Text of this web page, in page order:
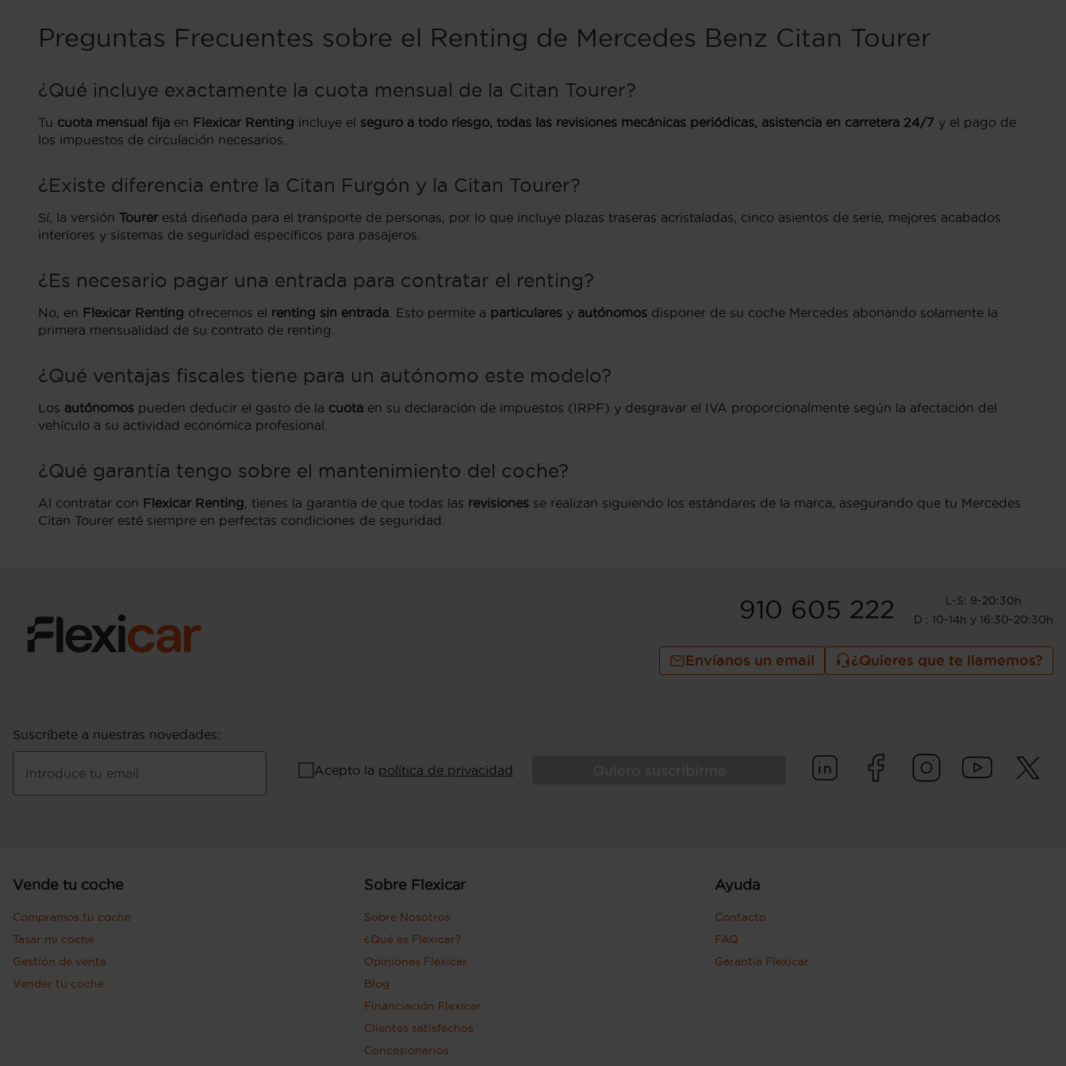
Preguntas Frecuentes sobre el Renting de Mercedes Benz Citan Tourer
¿Qué incluye exactamente la cuota mensual de la Citan Tourer?
Tu cuota mensual fija en Flexicar Renting incluye el seguro a todo riesgo, todas las revisiones mecánicas periódicas, asistencia en carretera 24/7 y el pago de
los impuestos de circulación necesarios.
¿Existe diferencia entre la Citan Furgón y la Citan Tourer?
Sí, la versión Tourerestá diseñada para el transporte de personas, por lo que incluye plazas traseras acristaladas, cinco asientos de serie, mejores acabados
interiores y sistemas de seguridad específicos para pasajeros.
¿Es necesario pagar una entrada para contratar el renting?
No, en Flexicar Renting ofrecemos el renting sin entrada . Esto permite a particulares y autónomos disponer de su coche Mercedes abonando solamente la
primera mensualidad de su contrato de renting.
¿Qué ventajas fiscales tiene para un autónomo este modelo?
Los autónomos pueden deducir el gasto de la cuota en su declaración de impuestos (IRPF) y desgravar el IVA proporcionalmente según la afectación del
vehículo a su actividad económica profesional.
¿Qué garantía tengo sobre el mantenimiento del coche?
Al contratar con Flexicar Renting, tienes la garantía de que todas las revisiones se realizan siguiendo los estándares de la marca, asegurando que tu Mercedes
Citan Tourer esté siempre en perfectas condiciones de seguridad.
910 605 222
L-S: 9-20:30h
D : 10-14h y 16:30-20:30h
Envíanos un email ¿Quieres que te llamemos?
Suscríbete a nuestras novedades:
Introduce tu email Acepto la política de privacidad
Vende tu coche
Compramos tu coche
Tasar mi coche
Gestión de venta
Vender tu coche
Sobre Flexicar
Sobre Nosotros
¿Qué es Flexicar?
Opiniones Flexicar
Blog
Financiación Flexicar
Clientes satisfechos
Concesionarios
Ayuda
Contacto
FAQ
Garantía Flexicar